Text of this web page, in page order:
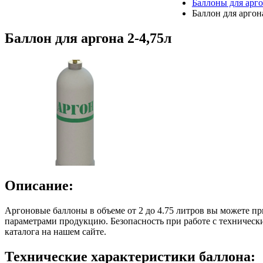
Баллоны для
Баллон для
Баллон для аргона 2-4,75л
Описание:
Аргоновые баллоны в объеме от 2 до 4.75 литров вы можете
параметрами продукцию. Безопасность при работе с
каталога на нашем сайте.
Технические характеристики баллона: